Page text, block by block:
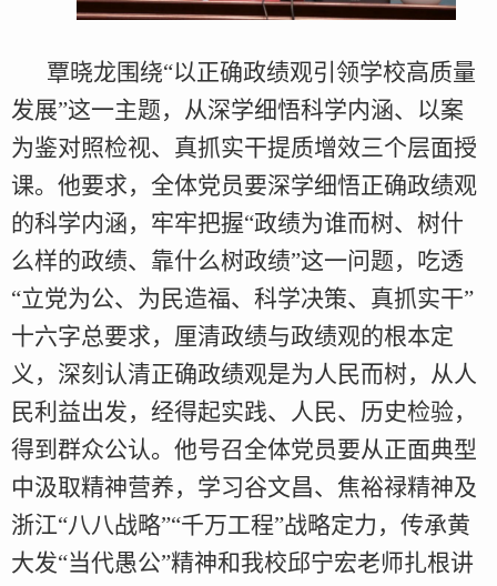
覃晓龙围绕“以正确政绩观引领学校高质量
发展”这一主题，从深学细悟科学内涵、以案
为鉴对照检视、真抓实干提质增效三个层面授
课。他要求，全体党员要深学细悟正确政绩观
的科学内涵，牢牢把握“政绩为谁而树、树什
么样的政绩、靠什么树政绩”这一问题，吃透
“立党为公、为民造福、科学决策、真抓实干”
十六字总要求，厘清政绩与政绩观的根本定
义，深刻认清正确政绩观是为人民而树，从人
民利益出发，经得起实践、人民、历史检验，
得到群众公认。他号召全体党员要从正面典型
中汲取精神营养，学习谷文昌、焦裕禄精神及
浙江“八八战略”“千万工程”战略定力，传承黄
大发“当代愚公”精神和我校邱宁宏老师扎根讲